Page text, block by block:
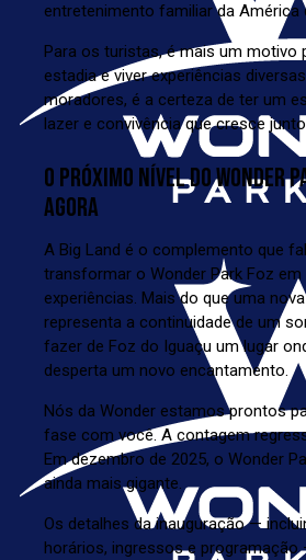
entretenimento familiar da América
Para os turistas, é mais um motivo
estadia e viver experiências
moradores, é a certeza de ter um
lazer e convivência que cresce
O PRÓXIMO NÍVEL DO WONDER
AGORA
A Big Land é o complemento que
transformar o Wonder Park Foz
experiências. Mais do que uma
representa a continuidade de um
fazer de Foz do Iguaçu um lugar
desperta um novo encantamento.
Nós da Wonder estamos prontos
fase com você. A contagem
Em dezembro de 2025, o Wonder
ainda mais gigante.
Os detalhes da inauguração —
horários, ingressos e programação